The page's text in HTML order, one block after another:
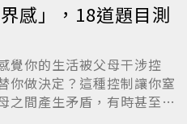
感」，18道題目測
覺你的生活被父母干涉控
你做決定？這種控制讓你窒
之間產生矛盾，有時甚至會